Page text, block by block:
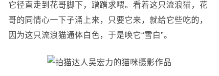
它径直走到花哥脚下，蹭蹭求喂。看着这只流浪猫，花
哥的同情心一下子涌上来，只要它来，就给它些吃的，
因为这只流浪猫通体白色，于是唤它“雪白”。